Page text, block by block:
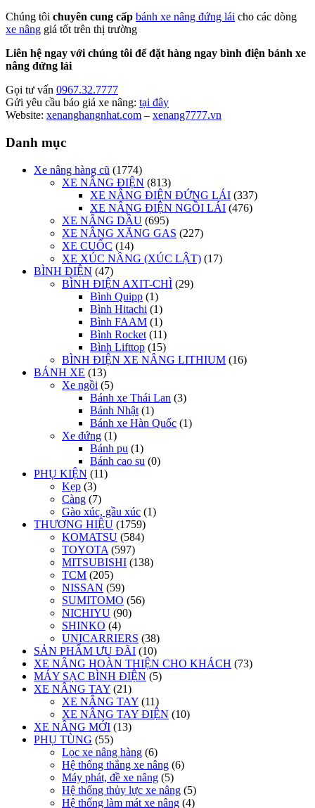
Chúng tôi chuyên cung cấp bánh xe nâng đứng lái cho các dòng
xe nâng giá tốt trên thị trường
Liên hệ ngay với chúng tôi để đặt hàng ngay bình điện bánh xe
nâng đứng lái
Gọi tư vấn 0967.32.7777
Gửi yêu cầu báo giá xe nâng: tại đây
Website: xenanghangnhat.com – xenang7777.vn
Danh mục
Xe nâng hàng cũ (1774)
XE NÂNG ĐIỆN (813)
XE NÂNG ĐIỆN ĐỨNG LÁI (337)
XE NÂNG ĐIỆN NGỒI LÁI (476)
XE NÂNG DẦU (695)
XE NÂNG XĂNG GAS (227)
XE CUỐC (14)
XE XÚC NÂNG (XÚC LẬT) (17)
BÌNH ĐIỆN (47)
BÌNH ĐIỆN AXIT-CHÌ (29)
Bình Quipp (1)
Bình Hitachi (1)
Bình FAAM (1)
Bình Rocket (11)
Bình Lifttop (15)
BÌNH ĐIỆN XE NÂNG LITHIUM (16)
BÁNH XE (13)
Xe ngồi (5)
Bánh xe Thái Lan (3)
Bánh Nhật (1)
Bánh xe Hàn Quốc (1)
Xe đứng (1)
Bánh pu (1)
Bánh cao su (0)
PHỤ KIỆN (11)
Kẹp (3)
Càng (7)
Gào xúc, gầu xúc (1)
THƯƠNG HIỆU (1759)
KOMATSU (584)
TOYOTA (597)
MITSUBISHI (138)
TCM (205)
NISSAN (59)
SUMITOMO (56)
NICHIYU (90)
SHINKO (4)
UNICARRIERS (38)
SẢN PHẨM ƯU ĐÃI (10)
XE NÂNG HOÀN THIỆN CHO KHÁCH (73)
MÁY SẠC BÌNH ĐIỆN (5)
XE NÂNG TAY (21)
XE NÂNG TAY (11)
XE NÂNG TAY ĐIỆN (10)
XE NÂNG MỚI (13)
PHỤ TÙNG (55)
Lọc xe nâng hàng (6)
Hệ thống thắng xe nâng (6)
Máy phát, đề xe nâng (5)
Hệ thống thủy lực xe nâng (5)
Hệ thống làm mát xe nâng (4)